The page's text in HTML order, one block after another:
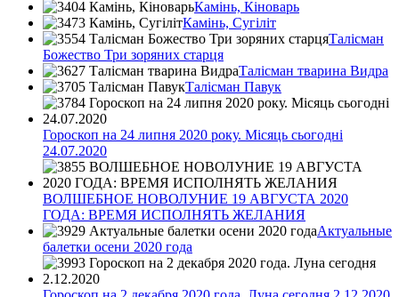
Камінь, Кіноварь
Камінь, Сугіліт
Талісман
Божество Три зоряних старця
Талісман тварина Видра
Талісман Павук
Гороскоп на 24 липня 2020 року. Місяць сьогодні
24.07.2020
ВОЛШЕБНОЕ НОВОЛУНИЕ 19 АВГУСТА 2020
ГОДА: ВРЕМЯ ИСПОЛНЯТЬ ЖЕЛАНИЯ
Актуальные
балетки осени 2020 года